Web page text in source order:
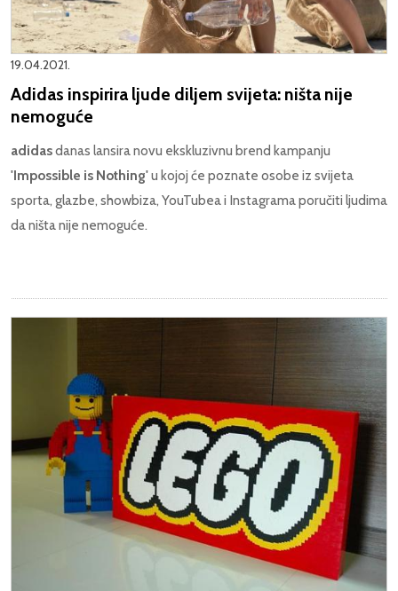
19.04.2021.
Adidas inspirira ljude diljem svijeta: ništa nije
nemoguće
adidasdanas lansira novu ekskluzivnu brend kampanju
'Impossible is Nothing'u kojoj će poznate osobe iz svijeta
sporta, glazbe, showbiza, YouTubea i Instagrama poručiti ljudima
da ništa nije nemoguće.